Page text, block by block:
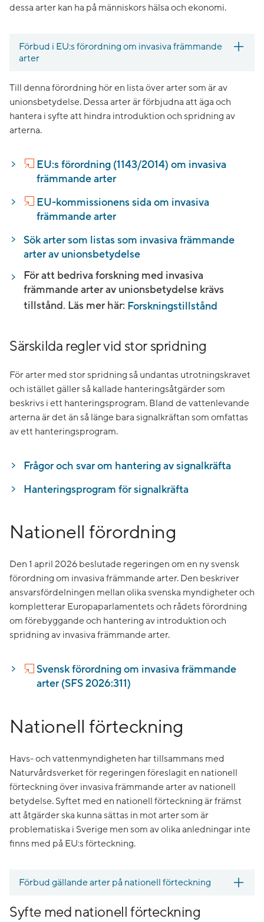
dessa arter kan ha på människors hälsa och ekonomi.
Förbud i EU:s förordning om invasiva främmande
arter
Till denna förordning hör en lista över arter som är av
unionsbetydelse. Dessa arter är förbjudna att äga och
hantera i syfte att hindra introduktion och spridning av
arterna.
EU:s förordning (1143/2014) om invasiva
främmande arter
EU-kommissionens sida om invasiva
främmande arter
Sök arter som listas som invasiva främmande
arter av unionsbetydelse
För att bedriva forskning med invasiva
främmande arter av unionsbetydelse krävs
tillstånd. Läs mer här: Forskningstillstånd
Särskilda regler vid stor spridning
För arter med stor spridning så undantas utrotningskravet
och istället gäller så kallade hanteringsåtgärder som
beskrivs i ett hanteringsprogram. Bland de vattenlevande
arterna är det än så länge bara signalkräftan som omfattas
av ett hanteringsprogram.
Frågor och svar om hantering av signalkräfta
Hanteringsprogram för signalkräfta
Nationell förordning
Den 1 april 2026 beslutade regeringen om en ny svensk
förordning om invasiva främmande arter. Den beskriver
ansvarsfördelningen mellan olika svenska myndigheter och
kompletterar Europaparlamentets och rådets förordning
om förebyggande och hantering av introduktion och
spridning av invasiva främmande arter.
Svensk förordning om invasiva främmande
arter (SFS 2026:311)
Nationell förteckning
Havs- och vattenmyndigheten har tillsammans med
Naturvårdsverket för regeringen föreslagit en nationell
förteckning över invasiva främmande arter av nationell
betydelse. Syftet med en nationell förteckning är främst
att åtgärder ska kunna sättas in mot arter som är
problematiska i Sverige men som av olika anledningar inte
finns med på EU:s förteckning.
Förbud gällande arter på nationell förteckning
Syfte med nationell förteckning